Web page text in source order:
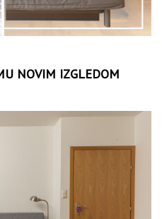
NOVIM IZGLEDOM